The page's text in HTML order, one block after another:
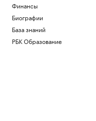
Финансы
Биографии
База знаний
РБК Образование